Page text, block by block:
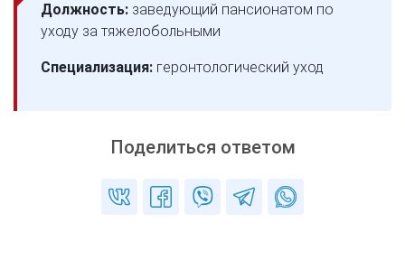
Должность: заведующий пансионатом по
уходу за тяжелобольными
Специализация: геронтологический уход
Поделиться ответом